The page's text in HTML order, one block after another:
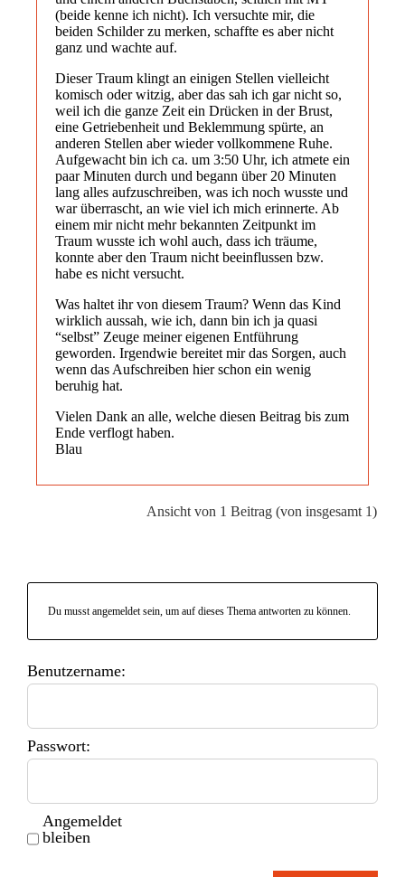
(beide kenne ich nicht). Ich versuchte mir, die
beiden Schilder zu merken, schaffte es aber nicht
ganz und wachte auf.
Dieser Traum klingt an einigen Stellen vielleicht
komisch oder witzig, aber das sah ich gar nicht so,
weil ich die ganze Zeit ein Drücken in der Brust,
eine Getriebenheit und Beklemmung spürte, an
anderen Stellen aber wieder vollkommene Ruhe.
Aufgewacht bin ich ca. um 3:50 Uhr, ich atmete ein
paar Minuten durch und begann über 20 Minuten
lang alles aufzuschreiben, was ich noch wusste und
war überrascht, an wie viel ich mich erinnerte. Ab
einem mir nicht mehr bekannten Zeitpunkt im
Traum wusste ich wohl auch, dass ich träume,
konnte aber den Traum nicht beeinflussen bzw.
habe es nicht versucht.
Was haltet ihr von diesem Traum? Wenn das Kind
wirklich aussah, wie ich, dann bin ich ja quasi
“selbst” Zeuge meiner eigenen Entführung
geworden. Irgendwie bereitet mir das Sorgen, auch
wenn das Aufschreiben hier schon ein wenig
beruhig hat.
Vielen Dank an alle, welche diesen Beitrag bis zum
Ende verflogt haben.
Blau
Ansicht von 1 Beitrag (von insgesamt 1)
Du musst angemeldet sein, um auf dieses Thema antworten zu können.
Benutzername:
Passwort:
Angemeldet
bleiben